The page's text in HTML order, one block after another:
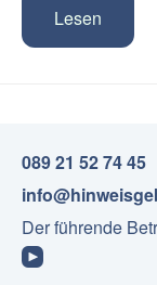
Lesen
089 21 52 74 45
Der führende